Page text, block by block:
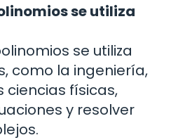
se utiliza
se utiliza
como la ingeniería,
ciencias físicas,
y resolver